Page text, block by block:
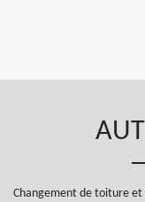
Changement de toiture et